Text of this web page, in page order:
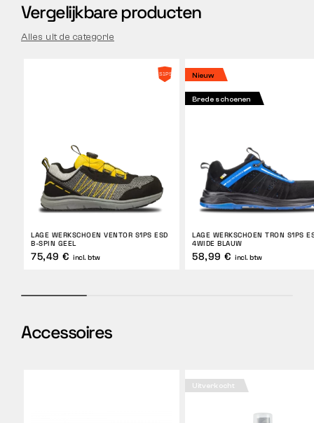
Vergelijkbare producten
Alles uit de categorie
LAGE WERKSCHOEN VENTOR S1PS ESD
B-SPIN GEEL
75,49 € incl. btw
Nieuw
Brede schoenen
LAGE WERKSCHOEN TRON S1PS
4WIDE BLAUW
58,99 € incl. btw
Accessoires
Uitverkocht